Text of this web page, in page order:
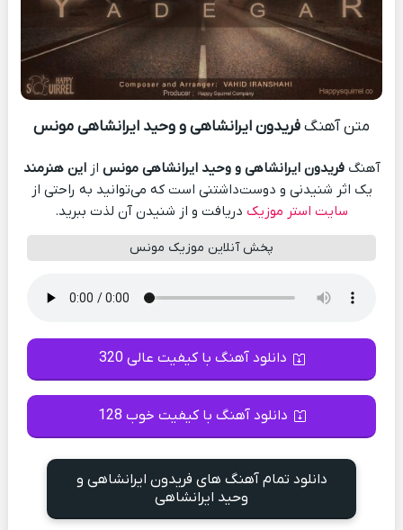
متن آهنگفریدون ایرانشاهی و وحید ایرانشاهی مونس
آهنگفریدون ایرانشاهی و وحید ایرانشاهی مونس ازاین هنرمند
یک اثر شنیدنی و دوست‌داشتنی است که می‌توانید به راحتی از
سایت استر موزیک دریافت و از شنیدن آن لذت ببرید.
پخش آنلاین موزیک مونس
دانلود آهنگ با کیفیت عالی 320
دانلود آهنگ با کیفیت خوب 128
دانلود تمام آهنگ های فریدون ایرانشاهی و
وحید ایرانشاهی